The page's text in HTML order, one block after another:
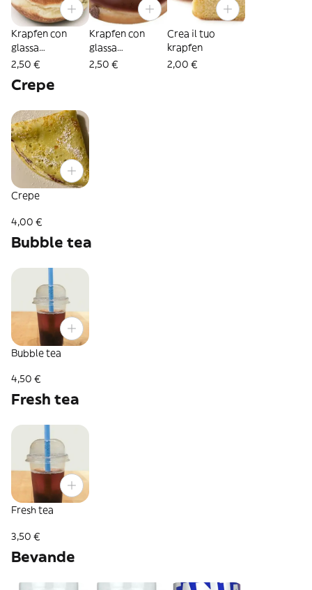
Krapfen con
glassa
cioccolato
mix
2,50 €
Krapfen con
glassa
cioccolato e
2,50 €
Crea il tuo
krapfen
2,00 €
Crepe
Crepe
4,00 €
Bubble tea
Bubble tea
4,50 €
Fresh tea
Fresh tea
3,50 €
Bevande